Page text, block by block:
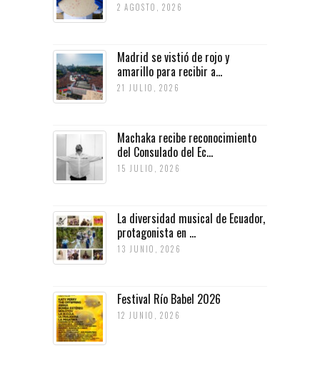
2 AGOSTO, 2026
Madrid se vistió de rojo y
amarillo para recibir a...
21 JULIO, 2026
Machaka recibe reconocimiento
del Consulado del Ec...
15 JULIO, 2026
La diversidad musical de Ecuador,
protagonista en ...
13 JUNIO, 2026
Festival Río Babel 2026
12 JUNIO, 2026